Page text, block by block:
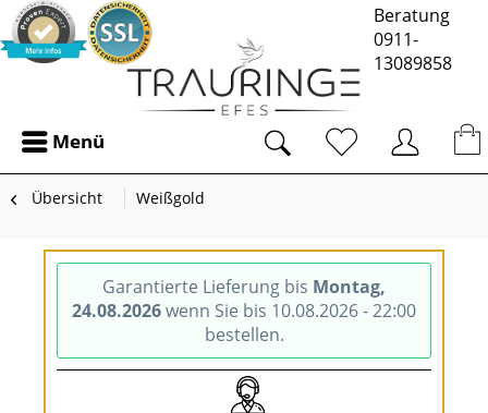
Beratung
0911-
13089858
Menü
Übersicht Weißgold
Garantierte Lieferung bis Montag,
24.08.2026wenn Sie bis 10.08.2026 - 22:00
bestellen.